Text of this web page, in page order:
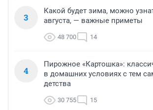
3
Какой будет зима, можно
августа, — важные приметы
48 700 14
4
Пирожное «Картошка»:
в домашних условиях с тем
детства
30 755 15